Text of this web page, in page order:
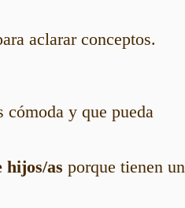
aclarar conceptos.
y que pueda
hijos/as porque tienen un